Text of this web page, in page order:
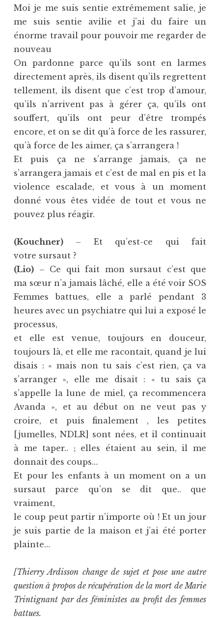
Moi je me suis sentie extrêmement salie, je
me suis sentie avilie et j’ai du faire un
énorme travail pour pouvoir me regarder de
nouveau
On pardonne parce qu’ils sont en larmes
directement après, ils disent qu’ils regrettent
tellement, ils disent que c’est trop d’amour,
qu’ils n’arrivent pas à gérer ça, qu’ils ont
souffert, qu’ils ont peur d’être trompés
encore, et on se dit qu’à force de les rassurer,
qu’à force de les aimer, ça s’arrangera !
Et puis ça ne s’arrange jamais, ça ne
s’arrangera jamais et c’est de mal en pis et la
violence escalade, et vous à un moment
donné vous êtes vidée de tout et vous ne
pouvez plus réagir.
(Kouchner) – Et qu’est-ce qui fait
votre sursaut ?
(Lio) – Ce qui fait mon sursaut c’est que
ma sœur n’a jamais lâché, elle a été voir SOS
Femmes battues, elle a parlé pendant 3
heures avec un psychiatre qui lui a exposé le
processus,
et elle est venue, toujours en douceur,
toujours là, et elle me racontait, quand je lui
disais : « mais non tu sais c’est rien, ça va
s’arranger », elle me disait : « tu sais ça
s’appelle la lune de miel, ça recommencera
Avanda », et au début on ne veut pas y
croire, et puis finalement , les petites
[jumelles, NDLR] sont nées, et il continuait
à me taper.. ; elles étaient au sein, il me
donnait des coups…
Et pour les enfants à un moment on a un
sursaut parce qu’on se dit que.. que
vraiment,
le coup peut partir n’importe où ! Et un jour
je suis partie de la maison et j’ai été porter
plainte…
[Thierry Ardisson change de sujet et pose une autre
question à propos de récupération de la mort de Marie
Trintignant par des féministes au profit des femmes
battues.